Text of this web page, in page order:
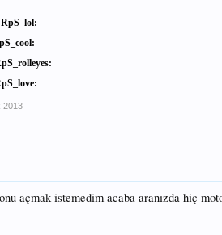
2013
açmak istemedim acaba aranızda hiç